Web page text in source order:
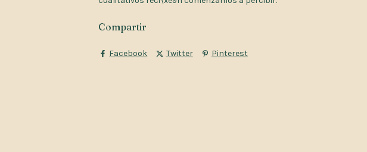
Compartir
Facebook Twitter Pinterest